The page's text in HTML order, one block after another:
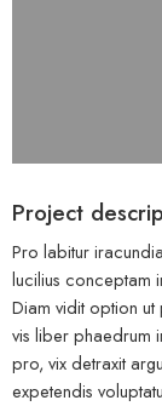
Project
Pro labitur
lucilius conceptam
Diam vidit option
vis liber phaedrum
pro, vix detraxit
expetendis